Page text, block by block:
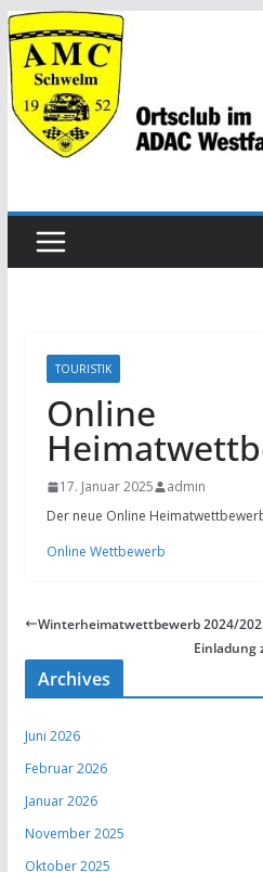
Zum
Inhalt
springen
TOURISTIK
Online
17. Januar 2025
admin
Der neue Online
Online Wettbewerb
Winterheimatwettbewerb 2024/
Einladung
Archives
Juni 2026
Februar 2026
Januar 2026
November 2025
Oktober 2025